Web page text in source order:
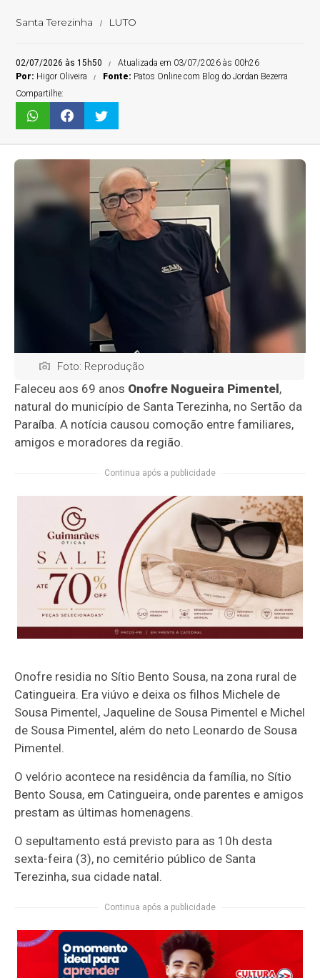
Santa Terezinha LUTO
02/07/2026 às 15h50
Atualizada em 03/07/2026 às 00h26
Por: Higor Oliveira Fonte: Patos Online com Blog do Jordan Bezerra
Compartilhe:
Foto: Reprodução
Faleceu aos 69 anos Onofre Nogueira Pimentel ,
natural do município de Santa Terezinha, no Sertão da
Paraíba. A notícia causou comoção entre familiares,
amigos e moradores da região.
Continua após a publicidade
Onofre residia no Sítio Bento Sousa, na zona rural de
Catingueira. Era viúvo e deixa os filhos Michele de
Sousa Pimentel, Jaqueline de Sousa Pimentel e Michel
de Sousa Pimentel, além do neto Leonardo de Sousa
Pimentel.
O velório acontece na residência da família, no Sítio
Bento Sousa, em Catingueira, onde parentes e amigos
prestam as últimas homenagens.
O sepultamento está previsto para as 10h desta
sexta-feira (3), no cemitério público de Santa
Terezinha, sua cidade natal.
Continua após a publicidade